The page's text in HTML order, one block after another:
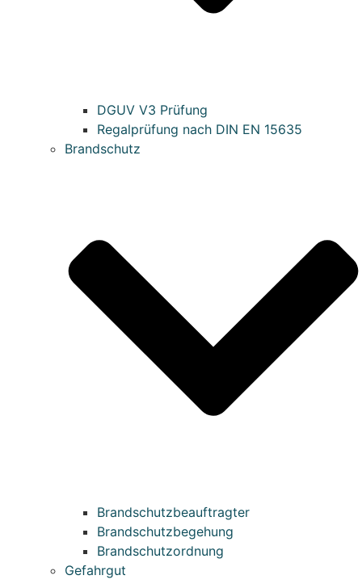
DGUV V3 Prüfung
Regalprüfung nach DIN EN 15635
Brandschutz
Brandschutzbeauftragter
Brandschutzbegehung
Brandschutzordnung
Gefahrgut